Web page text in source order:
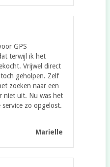
GPS
terwijl ik het
Vrijwel direct
geholpen. Zelf
zoeken naar een
niet uit. Nu was het
zo opgelost.
Marielle